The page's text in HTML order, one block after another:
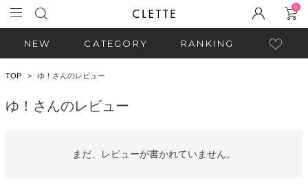
0
NEW CATEGORY RANKING
TOP ゆ！さんのレビュー
ゆ！さんのレビュー
まだ、レビューが書かれていません。